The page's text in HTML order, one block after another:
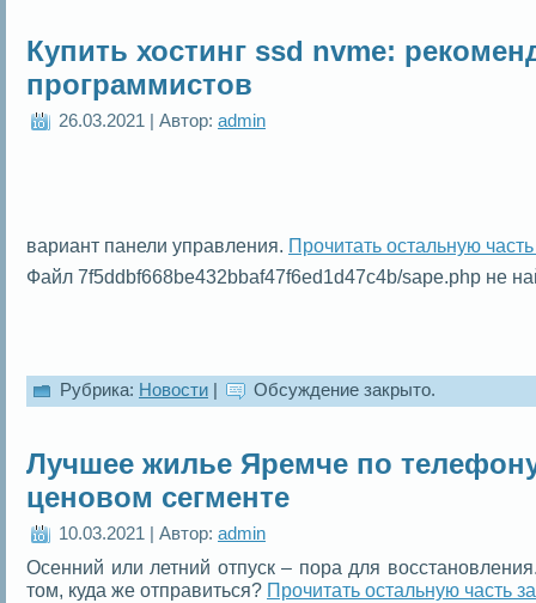
Купить хостинг ssd nvme:
программистов
26.03.2021 | Автор: admin
вариант панели управления. Прочитать остальную
Файл 7f5ddbf668be432bbaf47f6ed1d47c4b/sape.php не
Рубрика: Новости Обсуждение закрыто.
Лучшее жилье Яремче по
ценовом сегменте
10.03.2021 | Автор: admin
Осенний или летний отпуск – пора для
том, куда же отправиться? Прочитать остальную часть